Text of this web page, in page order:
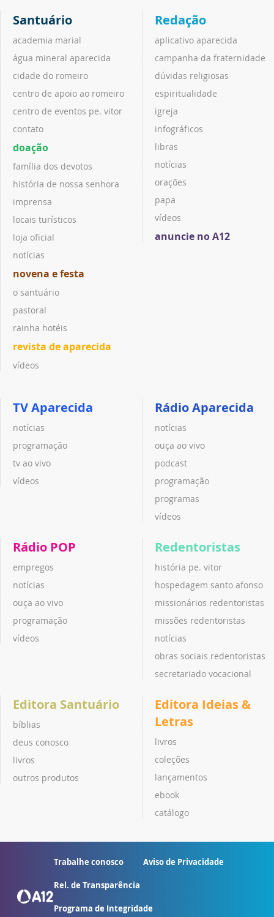
Santuário
academia marial
água mineral aparecida
cidade do romeiro
centro de apoio ao romeiro
centro de eventos pe. vitor
contato
doação
família dos devotos
história de nossa senhora
imprensa
locais turísticos
loja oficial
notícias
novena e festa
o santuário
pastoral
rainha hotéis
revista de aparecida
vídeos
Redação
aplicativo aparecida
campanha da fraternidade
dúvidas religiosas
espiritualidade
igreja
infográficos
libras
notícias
orações
papa
vídeos
anuncie no A12
TV Aparecida
notícias
programação
tv ao vivo
vídeos
Rádio Aparecida
notícias
ouça ao vivo
podcast
programação
programas
vídeos
Rádio POP
empregos
notícias
ouça ao vivo
programação
vídeos
Redentoristas
história pe. vitor
hospedagem santo afonso
missionários redentoristas
missões redentoristas
notícias
obras sociais redentoristas
secretariado vocacional
Editora Santuário
bíblias
deus conosco
livros
outros produtos
Editora Ideias &
Letras
livros
coleções
lançamentos
ebook
catálogo
Trabalhe conosco Aviso de Privacidade
Rel. de Transparência
Programa de Integridade